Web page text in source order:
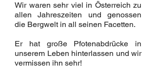
Wir waren sehr viel in Österreich zu
allen Jahreszeiten und genossen
die Bergwelt in all seinen Facetten.
Er hat große Pfotenabdrücke in
unserem Leben hinterlassen und wir
vermissen ihn sehr!